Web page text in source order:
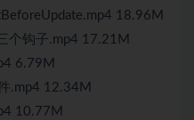
18.96M
个钩子.mp4 17.21M
6.79M
.mp4 12.34M
10.77M